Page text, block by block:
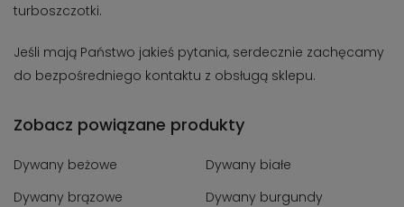
turboszczotki.
Jeśli mają Państwo jakieś pytania, serdecznie zachęcamy
do bezpośredniego kontaktu z obsługą sklepu.
Zobacz powiązane produkty
Dywany beżowe
Dywany białe
Dywany brązowe
Dywany burgundy